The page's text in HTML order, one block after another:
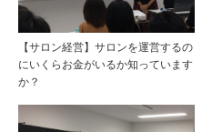
【サロン経営】サロンを運営するの
にいくらお金がいるか知っています
か？